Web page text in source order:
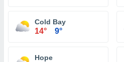
Cold Bay
14° 9°
Hope